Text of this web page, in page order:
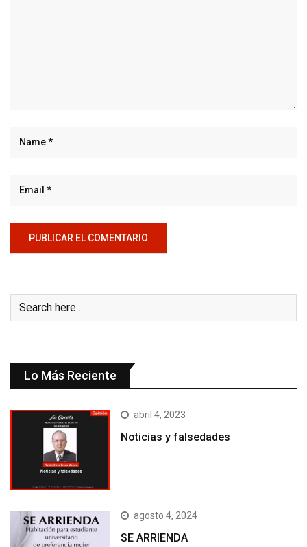
Lo Más Reciente
abril 4, 2023
Noticias y falsedades
agosto 4, 2024
SE ARRIENDA